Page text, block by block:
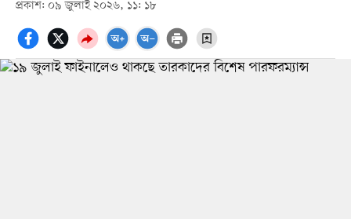
প্রকাশ: ০৯ জুলাই ২০২৬, ১১: ১৮